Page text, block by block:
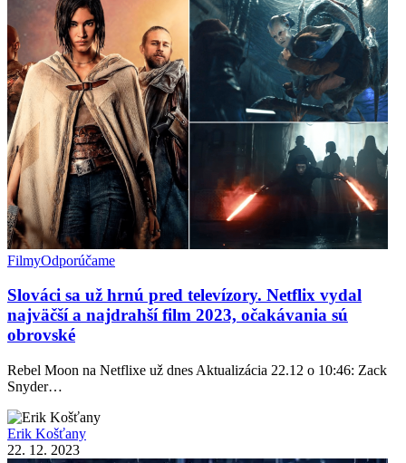
FilmyOdporúčame
Slováci sa už hrnú pred televízory. Netflix vydal
najväčší a najdrahší film 2023, očakávania sú
obrovské
Rebel Moon na Netflixe už dnes Aktualizácia 22.12 o 10:46: Zack
Snyder…
Erik Košťany
22. 12. 2023